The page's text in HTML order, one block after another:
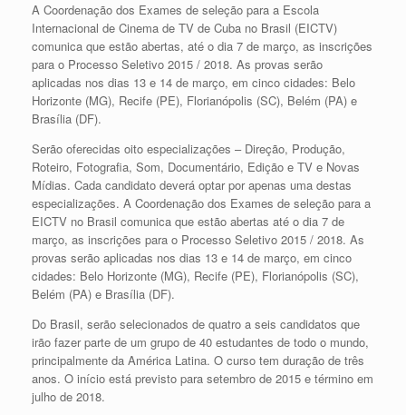
A Coordenação dos Exames de seleção para a Escola
Internacional de Cinema de TV de Cuba no Brasil (EICTV)
comunica que estão abertas, até o dia 7 de março, as inscrições
para o Processo Seletivo 2015 / 2018. As provas serão
aplicadas nos dias 13 e 14 de março, em cinco cidades: Belo
Horizonte (MG), Recife (PE), Florianópolis (SC), Belém (PA) e
Brasília (DF).
Serão oferecidas oito especializações – Direção, Produção,
Roteiro, Fotografia, Som, Documentário, Edição e TV e Novas
Mídias. Cada candidato deverá optar por apenas uma destas
especializações. A Coordenação dos Exames de seleção para a
EICTV no Brasil comunica que estão abertas até o dia 7 de
março, as inscrições para o Processo Seletivo 2015 / 2018. As
provas serão aplicadas nos dias 13 e 14 de março, em cinco
cidades: Belo Horizonte (MG), Recife (PE), Florianópolis (SC),
Belém (PA) e Brasília (DF).
Do Brasil, serão selecionados de quatro a seis candidatos que
irão fazer parte de um grupo de 40 estudantes de todo o mundo,
principalmente da América Latina. O curso tem duração de três
anos. O início está previsto para setembro de 2015 e término em
julho de 2018.